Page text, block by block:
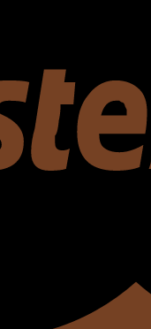
Night 365 Ml
Night 365 Ml cantidad